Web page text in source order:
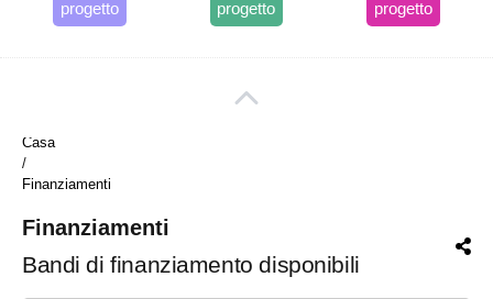
progetto progetto progetto
Casa
/
Finanziamenti
Finanziamenti
Bandi di finanziamento disponibili